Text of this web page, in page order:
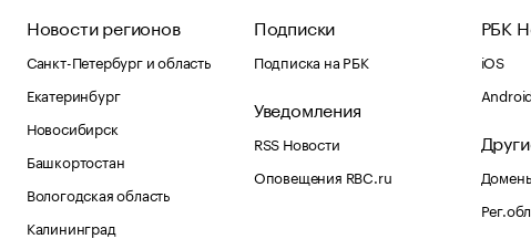
Новости регионов
Санкт-Петербург и область
Екатеринбург
Новосибирск
Башкортостан
Вологодская область
Калининград
Подписки
Подписка на РБК
Уведомления
RSS Новости
Оповещения RBC.ru
РБК
iOS